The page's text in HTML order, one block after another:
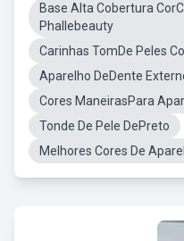
Base Alta Cobertura
Phallebeauty
Carinhas TomDe Peles
Aparelho DeDente
Cores ManeirasPara
Tonde De Pele DePreto
Melhores Cores De